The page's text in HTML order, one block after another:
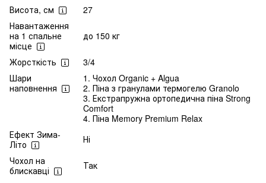
Висота, см
27
Навантаження
на 1 спальне
місце
до 150 кг
Жорсткість
3/4
Шари
наповнення
1. Чохол Organic + Algua
2. Піна з гранулами термогелю Granolo
3. Екстрапружна ортопедична піна Strong
Comfort
4. Піна Memory Premium Relax
Ефект Зима-
Літо
Ні
Чохол на
блискавці
Так